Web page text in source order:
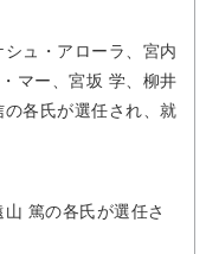
ュ・アローラ、宮内
マー、宮坂 学、柳井
各氏が選任され、就
篤の各氏が選任さ